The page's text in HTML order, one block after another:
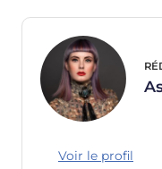
Voir le profil